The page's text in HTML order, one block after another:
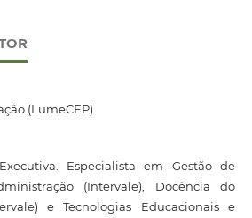
(LumeCEP).
Especialista em Gestão de
(Intervale), Docência do
e Tecnologias Educacionais e